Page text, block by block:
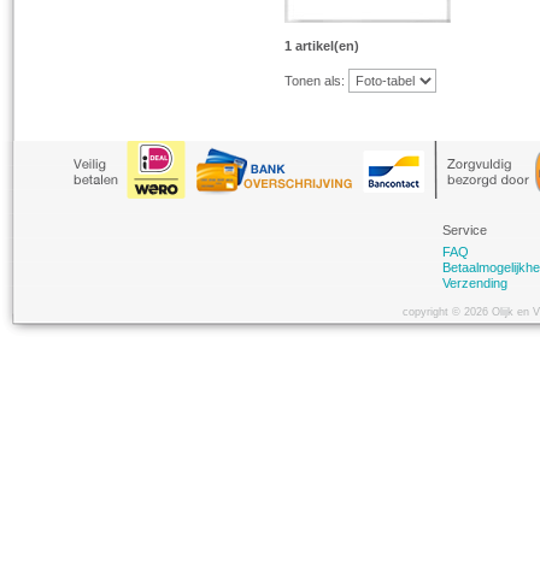
1 artikel(en)
Tonen als:
Service
FAQ
Verzending
copyright © 2026 Olijk en